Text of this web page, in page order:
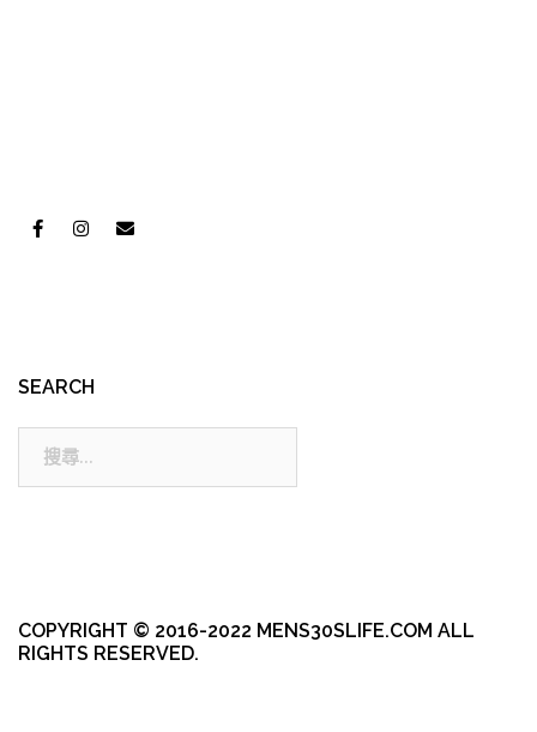
SEARCH
COPYRIGHT © 2016-2022 MENS30SLIFE.COM ALL
RIGHTS RESERVED.